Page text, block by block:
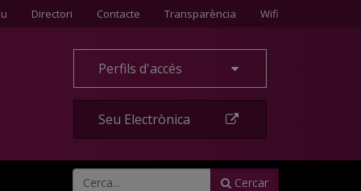
Directori Contacte
Contacte Transparència Wifi
Perfils d'accés
Seu Electrònica
Cercar